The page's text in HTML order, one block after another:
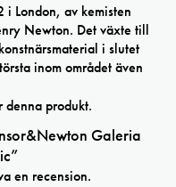
London, av kemisten
Newton. Det växte till
i slutet
inom området även
denna produkt.
Galeria
en recension.